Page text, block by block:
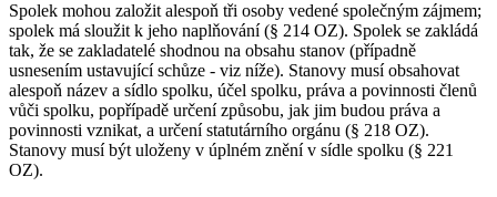
Spolek mohou založit alespoň tři osoby vedené společným zájmem;
spolek má sloužit k jeho naplňování (§ 214 OZ). Spolek se zakládá
tak, že se zakladatelé shodnou na obsahu stanov (případně
usnesením ustavující schůze - viz níže). Stanovy musí obsahovat
alespoň název a sídlo spolku, účel spolku, práva a povinnosti členů
vůči spolku, popřípadě určení způsobu, jak jim budou práva a
povinnosti vznikat, a určení statutárního orgánu (§ 218 OZ).
Stanovy musí být uloženy v úplném znění v sídle spolku (§ 221
OZ).